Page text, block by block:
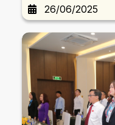
phát triển mới.
26/06/2025